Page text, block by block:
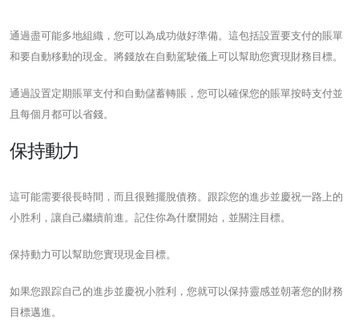
通過盡可能多地組織，您可以為成功做好準備。這包括設置要支付的賬單
和要自動移動的現金。將錢放在自動駕駛儀上可以幫助您實現財務目標。
通過設置定期賬單支付和自動儲蓄轉賬，您可以確保您的賬單按時支付並
且每個月都可以省錢。
保持動力
這可能需要很長時間，而且很難擺脫債務。跟踪您的進步並慶祝一路上的
小胜利，讓自己繼續前進。記住你為什麼開始，並關注目標。
保持動力可以幫助您實現現金目標。
如果您跟踪自己的進步並慶祝小胜利，您就可以保持靈感並朝著您的財務
目標邁進。